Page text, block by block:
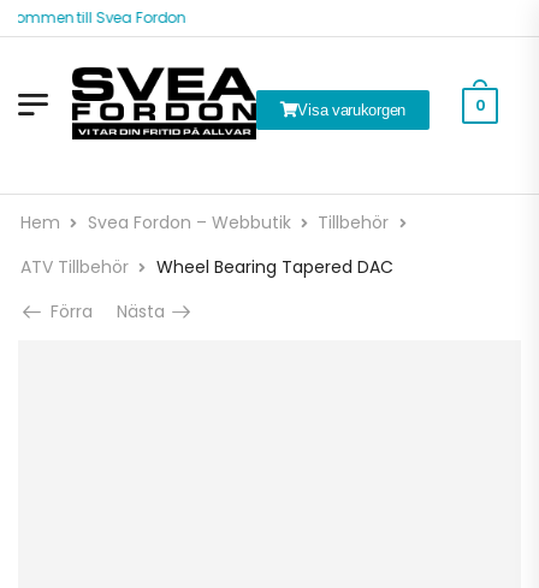
till Svea Fordon
Visa varukorgen 0
Hem Svea Fordon – Webbutik
Tillbehör
ATV Tillbehör
Wheel Bearing Tapered DAC
Förra
Nästa